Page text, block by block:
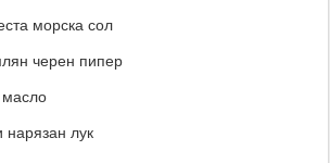
морска сол
черен пипер
лук